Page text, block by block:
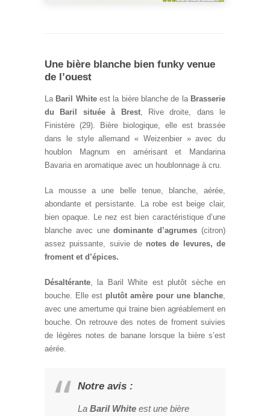
Une bière blanche bien funky venue
de l’ouest
La Baril Whiteest la bière blanche de la Brasserie
du Baril située à Brest, Rive droite, dans le
Finistère (29). Bière biologique, elle est brassée
dans le style allemand « Weizenbier » avec du
houblon Magnum en amérisant et Mandarina
Bavaria en aromatique avec un houblonnage à cru.
La mousse a une belle tenue, blanche, aérée,
abondante et persistante. La robe est beige clair,
bien opaque. Le nez est bien caractéristique d’une
blanche avec unedominante d’agrumes (citron)
assez puissante, suivie de notes de levures, de
froment et d’épices.
Désaltérante, la Baril White est plutôt sèche en
bouche. Elle est plutôt amère pour une blanche,
avec une amertume qui traine bien agréablement en
bouche. On retrouve des notes de froment suivies
de légères notes de banane lorsque la bière s’est
aérée.
Notre avis :
La Baril White est une bière